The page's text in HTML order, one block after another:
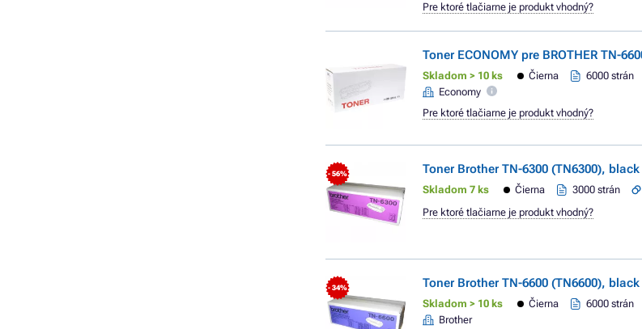
Pre ktoré tlačiarne je produkt vhodný?
Toner ECONOMY pre BROTHER TN-
Skladom > 10 ks Čierna 6000 strán
Economy
Pre ktoré tlačiarne je produkt vhodný?
- 56% Toner Brother TN-6300 (TN6300),
Skladom 7 ks Čierna 3000 strán
Pre ktoré tlačiarne je produkt vhodný?
- 34% Toner Brother TN-6600 (TN6600),
Skladom > 10 ks Čierna 6000 strán
Brother